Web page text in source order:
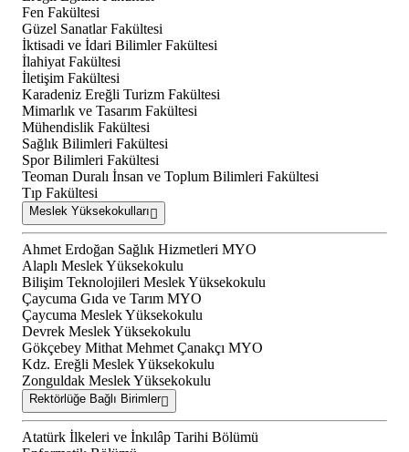
Fen Fakültesi
Güzel Sanatlar Fakültesi
İktisadi ve İdari Bilimler Fakültesi
İlahiyat Fakültesi
İletişim Fakültesi
Karadeniz Ereğli Turizm Fakültesi
Mimarlık ve Tasarım Fakültesi
Mühendislik Fakültesi
Sağlık Bilimleri Fakültesi
Spor Bilimleri Fakültesi
Teoman Duralı İnsan ve Toplum Bilimleri Fakültesi
Tıp Fakültesi
Meslek Yüksekokulları
Ahmet Erdoğan Sağlık Hizmetleri MYO
Alaplı Meslek Yüksekokulu
Bilişim Teknolojileri Meslek Yüksekokulu
Çaycuma Gıda ve Tarım MYO
Çaycuma Meslek Yüksekokulu
Devrek Meslek Yüksekokulu
Gökçebey Mithat Mehmet Çanakçı MYO
Kdz. Ereğli Meslek Yüksekokulu
Zonguldak Meslek Yüksekokulu
Rektörlüğe Bağlı Birimler
Atatürk İlkeleri ve İnkılâp Tarihi Bölümü